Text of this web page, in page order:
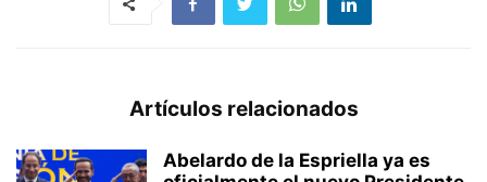
Artículos relacionados
Abelardo de la Espriella ya es